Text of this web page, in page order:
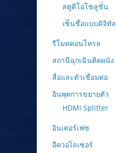
สตูดิโอโซลูชั่น
เซ็นชื่อแบบดิจิทัล
รีโมทคอนโทรล
สถานีฉุกเฉินติดผนัง
สื่อและตัวเชื่อมต่อ
อินพุตการขยายตัว
HDMI Splitter
อินเตอร์เฟซ
อีควอไลเซอร์